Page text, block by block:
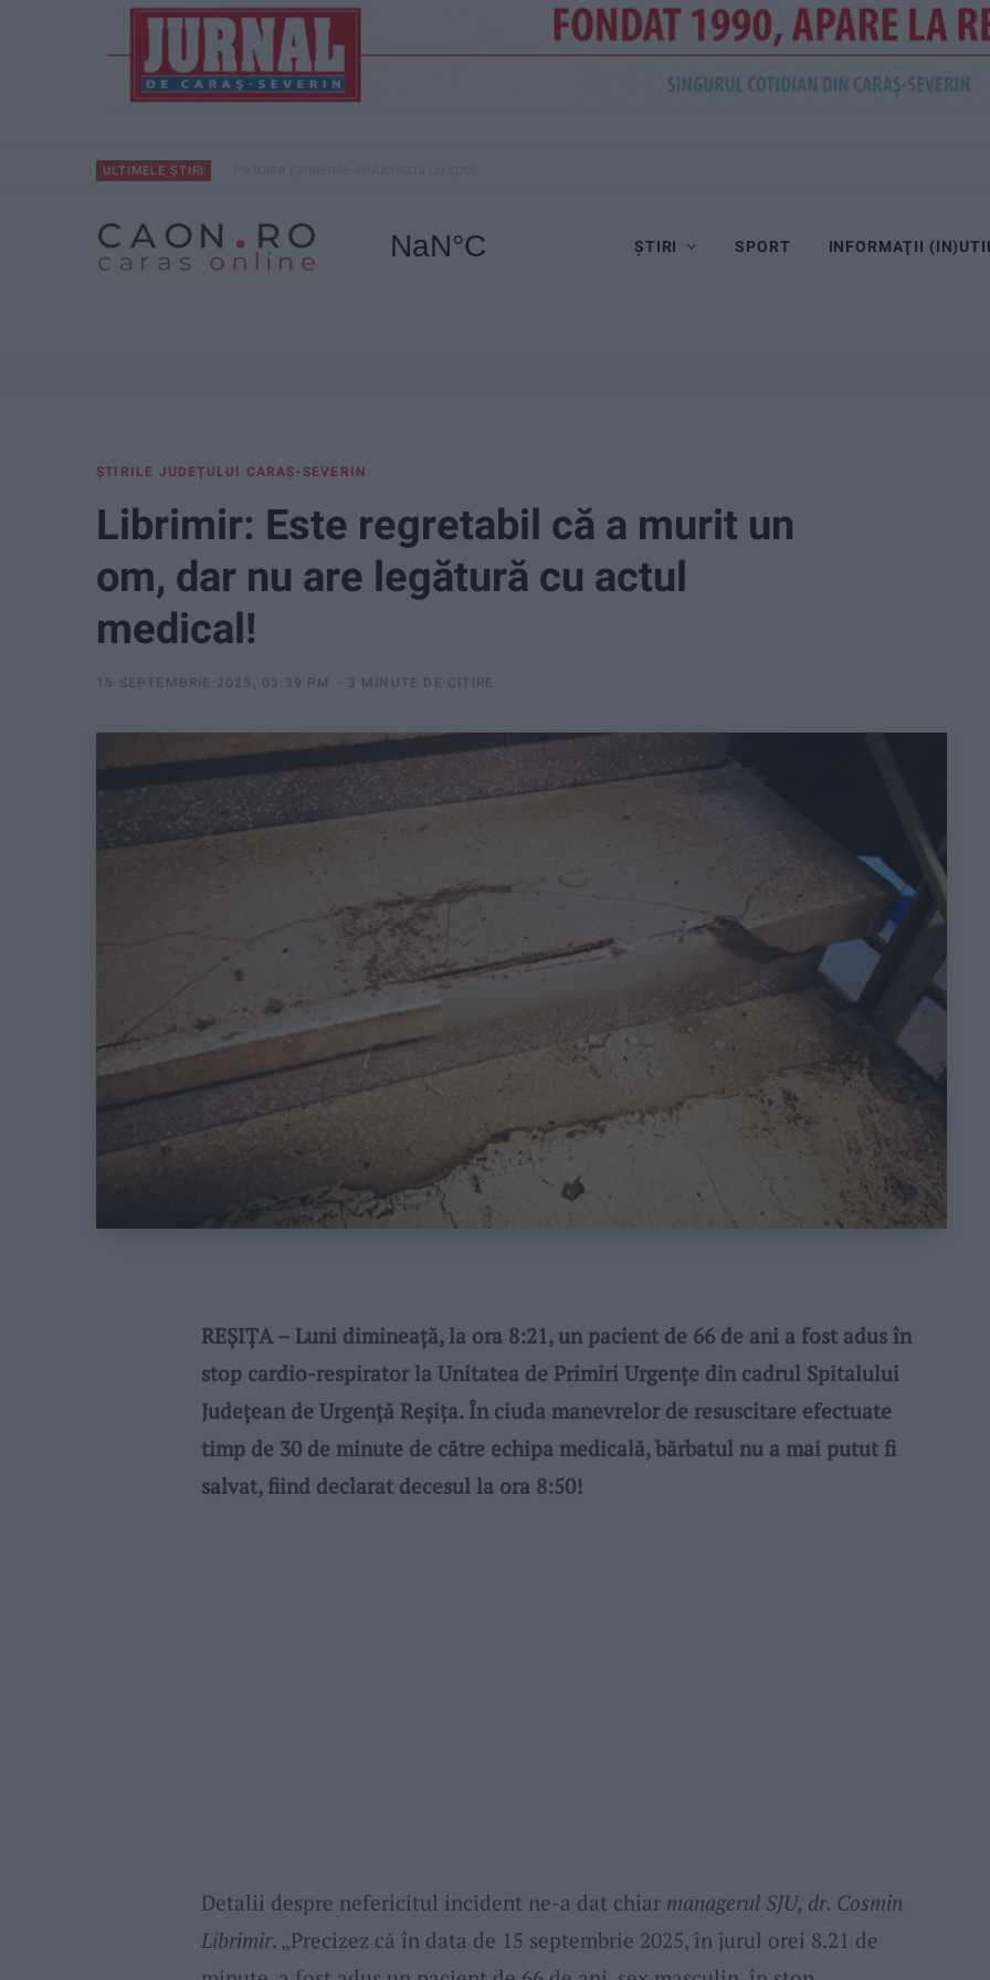
ULTIMELE ȘTIRI
ȘTIRI SPORT INFORMAŢII
ŞTIRILE JUDEŢULUI CARAŞ-SEVERIN
Librimir: Este regretabil că a murit un
om, dar nu are legătură cu actul
medical!
15 SEPTEMBRIE 2025, 03:39 PM 3 MINUTE DE CITIRE
REŞIŢA – Luni dimineață, la ora 8:21, un pacient de 66 de ani a fost adus în
stop cardio-respirator la Unitatea de Primiri Urgenţe din cadrul Spitalului
Județean de Urgență Reșița. În ciuda manevrelor de resuscitare efectuate
timp de 30 de minute de către echipa medicală, bărbatul nu a mai putut fi
salvat, fiind declarat decesul la ora 8:50!
Detalii despre nefericitul incident ne-a dat chiar managerul SJU, dr. Cosmin
Librimir. „Precizez că în data de 15 septembrie 2025, în jurul orei 8.21 de